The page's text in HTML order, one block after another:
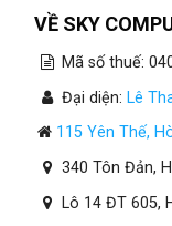
VỀ SKY
Mã số thuế:
Đại diện: Lê
115 Yên Thế,
340 Tôn Đản,
Lô 14 ĐT 605,